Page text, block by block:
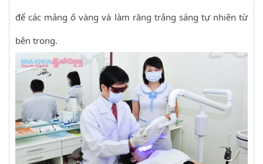
để các mảng ố vàng và làm răng trắng sáng tự nhiên từ
bên trong.